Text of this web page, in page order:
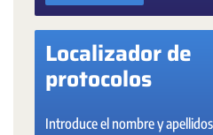
Localizador de
protocolos
Introduce el nombre y